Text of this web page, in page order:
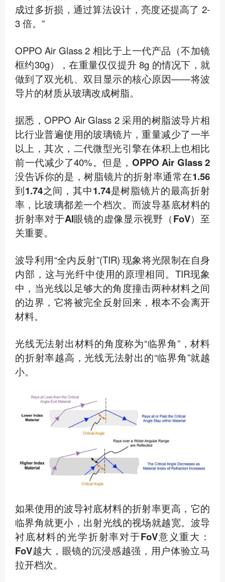
成过多折损，通过算法设计，亮度还提高了 2-
3 倍。”
OPPO Air Glass 2 相比于上一代产品（不加镜
框约30g），在重量仅仅提升 8g 的情况下，就
做到了双光机、双目显示的核心原因——将波
导片的材质从玻璃改成树脂。
据悉，OPPO Air Glass 2 采用的树脂波导片相
比行业普遍使用的玻璃镜片，重量减少了一半
以上，其次，二代微型光引擎在体积上也相比
前一代减少了40%。 但是，OPPO Air Glass 2
没告诉你的是，树脂镜片的折射率通常在1.56
到1.74之间，其中1.74是树脂镜片的最高折射
率，比玻璃都差一个档次。而波导基底材料的
折射率对于AI眼镜的虚像显示视野（FoV）至
关重要。
波导利用“全内反射”(TIR) 现象将光限制在自身
内部，这与光纤中使用的原理相同。TIR现象
中，当光线以足够大的角度撞击两种材料之间
的边界，它将被完全反射回来，根本不会离开
材料。
光线无法射出材料的角度称为“临界角”，材料
的折射率越高，光线无法射出的“临界角”就越
小。
如果使用的波导衬底材料的折射率更高，它的
临界角就更小，出射光线的视场就越宽。 波导
衬底材料的光学折射率对于FoV意义重大：
FoV越大，眼镜的沉浸感越强，用户体验立马
拉开档次。